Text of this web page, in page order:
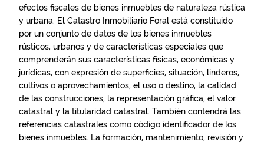
efectos fiscales de bienes inmuebles de naturaleza rústica
y urbana. El Catastro Inmobiliario Foral está constituido
por un conjunto de datos de los bienes inmuebles
rústicos, urbanos y de características especiales que
comprenderán sus características físicas, económicas y
jurídicas, con expresión de superficies, situación, linderos,
cultivos o aprovechamientos, el uso o destino, la calidad
de las construcciones, la representación gráfica, el valor
catastral y la titularidad catastral. También contendrá las
referencias catastrales como código identificador de los
bienes inmuebles. La formación, mantenimiento, revisión y